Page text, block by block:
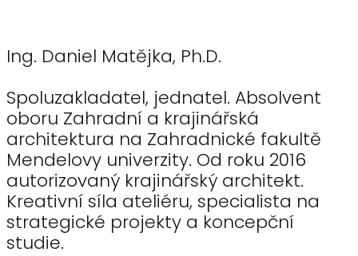
Ing. Daniel Matějka, Ph.D.
Spoluzakladatel, jednatel. Absolvent
oboru Zahradní a krajinářská
architektura na Zahradnické fakultě
Mendelovy univerzity. Od roku 2016
autorizovaný krajinářský architekt.
Kreativní síla ateliéru, specialista na
strategické projekty a koncepční
studie.